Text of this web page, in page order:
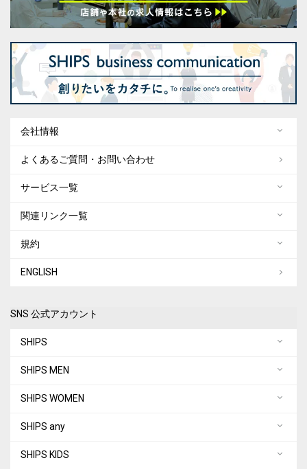
会社情報
よくあるご質問・お問い合わせ
サービス一覧
関連リンク一覧
規約
ENGLISH
SNS 公式アカウント
SHIPS
SHIPS MEN
SHIPS WOMEN
SHIPS any
SHIPS KIDS